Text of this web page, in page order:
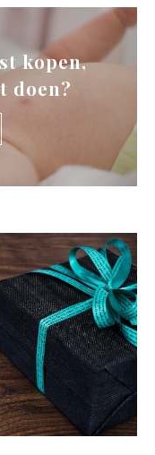
kopen,
doen?